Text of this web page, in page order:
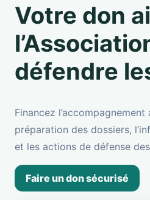
Votre don
défendre
Financez
préparation des dossiers,
et les actions de défense
Faire un don sécurisé